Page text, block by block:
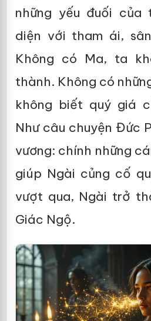
những yếu đuối
diện với tham ái,
Không có Ma, ta
thành. Không có
không biết quý giá
Như câu chuyện Đức
vương: chính những
giúp Ngài củng cố
vượt qua, Ngài trở
Giác Ngộ.